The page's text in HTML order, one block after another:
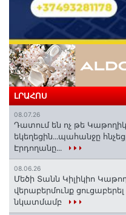
ԼՐԱՀՈՍ
08.07.26
Դատում են ոչ թե
եկեղեցին․․․պահանջը
Էրդողանը․․․
08.06.26
Մեծի Տանն Կիլիկիո
վերաբերմունք
նկատմամբ